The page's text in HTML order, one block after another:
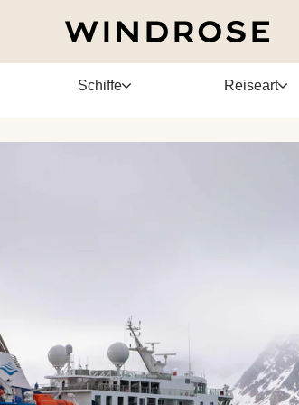
Schiffe Reiseart